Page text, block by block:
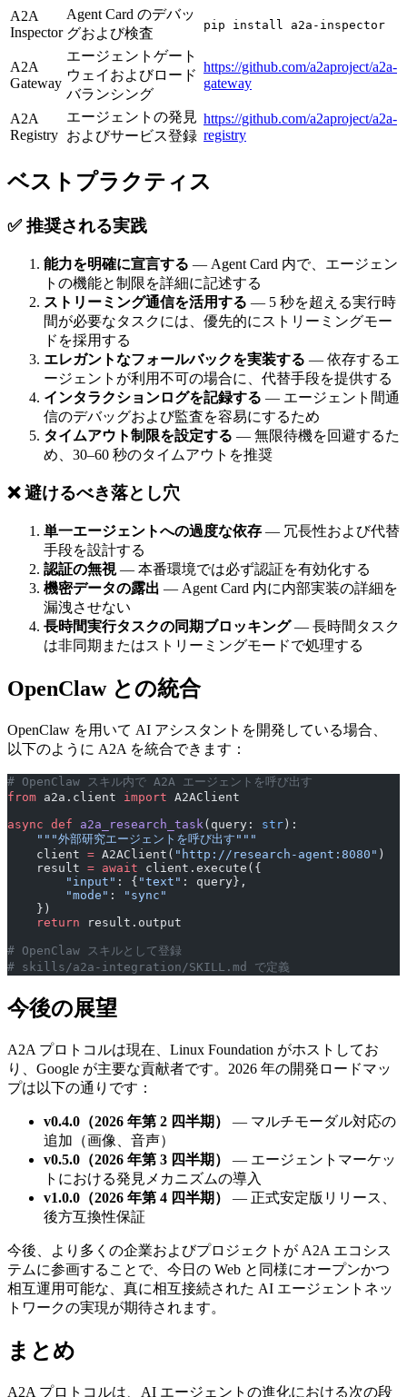
A2A
Inspector
Agent Card のデバッ
グおよび検査
pip install a2a-inspector
A2A
Gateway
エージェントゲート
ウェイおよびロード
バランシング
https://github.com/a2aproject/a2a-
gateway
A2A
Registry
エージェントの発見
およびサービス登録
https://github.com/a2aproject/a2a-
registry
ベストプラクティス
✅ 推奨される実践
能力を明確に宣言する — Agent Card 内で、エージェン
トの機能と制限を詳細に記述する
ストリーミング通信を活用する — 5 秒を超える実行時
間が必要なタスクには、優先的にストリーミングモー
ドを採用する
エレガントなフォールバックを実装する — 依存するエ
ージェントが利用不可の場合に、代替手段を提供する
インタラクションログを記録する — エージェント間通
信のデバッグおよび監査を容易にするため
タイムアウト制限を設定する — 無限待機を回避するた
め、30–60 秒のタイムアウトを推奨
❌ 避けるべき落とし穴
単一エージェントへの過度な依存 — 冗長性および代替
手段を設計する
認証の無視— 本番環境では必ず認証を有効化する
機密データの露出 — Agent Card 内に内部実装の詳細を
漏洩させない
長時間実行タスクの同期ブロッキング— 長時間タスク
は非同期またはストリーミングモードで処理する
OpenClaw との統合
OpenClaw を用いて AI アシスタントを開発している場合、
以下のように A2A を統合できます：
# OpenClaw スキル内で A2A エージェントを呼び出す
from a2a.client import A2AClient
async def a2a_research_task(query: str ):
    """外部研究エージェントを呼び出す"""
    client
= A2AClient( "http://research-agent:8080" )
    result
= await client.execute({
        "input"
: { "text" : query},
        "mode"
:
"sync"
    })
    return
result.output
# OpenClaw スキルとして登録
# skills/a2a-integration/SKILL.md で定義
今後の展望
A2A プロトコルは現在、Linux Foundation がホストしてお
り、Google が主要な貢献者です。2026 年の開発ロードマッ
プは以下の通りです：
v0.4.0（2026 年第 2 四半期）
— マルチモーダル対応の
追加（画像、音声）
v0.5.0（2026 年第 3 四半期）
— エージェントマーケッ
トにおける発見メカニズムの導入
v1.0.0（2026 年第 4 四半期）
— 正式安定版リリース、
後方互換性保証
今後、より多くの企業およびプロジェクトが A2A エコシス
テムに参画することで、今日の Web と同様にオープンかつ
相互運用可能な、真に相互接続された AI エージェントネッ
トワークの実現が期待されます。
まとめ
A2A プロトコルは、AI エージェントの進化における次の段